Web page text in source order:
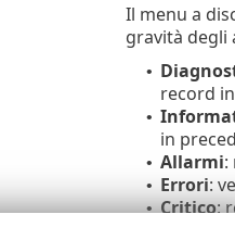
Il menu a
gravità degli
•
record
•
in
• Allarmi:
• Errori:
• Critico: